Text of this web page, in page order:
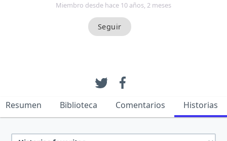
Miembro desde hace 10 años, 2 meses
Resumen Biblioteca Comentarios Historias